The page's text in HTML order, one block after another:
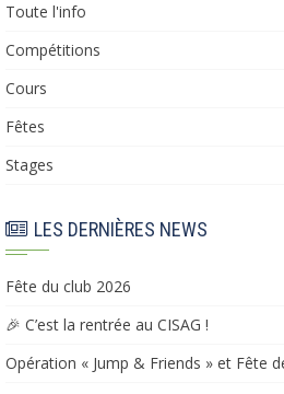
Toute l'info
Compétitions
Cours
Fêtes
Stages
LES DERNIÈRES NEWS
Fête du club 2026
🎉 C’est la rentrée au CISAG !
Opération « Jump & Friends » et Fête